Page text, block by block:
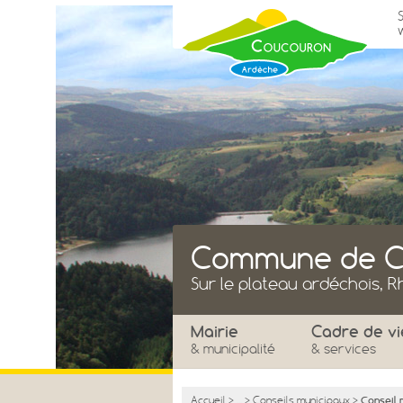
Commune de
Sur le plateau ardéchois,
Mairie
& municipalité
Cadre de
& services
Accueil > ... > Conseils municipaux > Conseil